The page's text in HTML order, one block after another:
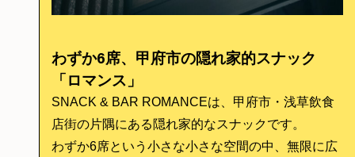
わずか6席、甲府市の隠れ家的スナック
「ロマンス」
SNACK & BAR ROMANCEは、甲府市・浅草飲食
店街の片隅にある隠れ家的なスナックです。
わずか6席という小さな小さな空間の中、無限に広